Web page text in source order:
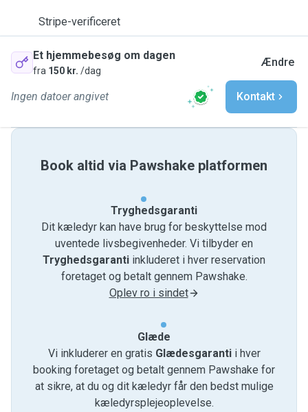
Stripe-verificeret
Et hjemmebesøg om dagen
fra 150 kr. /dag
Ændre
Ingen datoer angivet Kontakt
Book altid via Pawshake platformen
Tryghedsgaranti
Dit kæledyr kan have brug for beskyttelse mod
uventede livsbegivenheder. Vi tilbyder en
Tryghedsgaranti inkluderet i hver reservation
foretaget og betalt gennem Pawshake.
Oplev ro i sindet
Glæde
Vi inkluderer en gratis Glædesgarantii hver
booking foretaget og betalt gennem Pawshake for
at sikre, at du og dit kæledyr får den bedst mulige
kæledyrsplejeoplevelse.